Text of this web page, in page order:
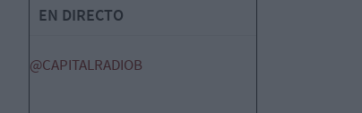
EN DIRECTO
@CAPITALRADIOB